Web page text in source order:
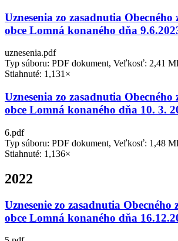
Uznesenia zo zasadnutia
obce Lomná konaného dňa
uznesenia.pdf
Typ súboru: PDF dokument, Veľkosť: 2,41
Stiahnuté: 1,131×
Uznesenia zo zasadnutia
obce Lomná konaného dňa 10. 3.
6.pdf
Typ súboru: PDF dokument, Veľkosť: 1,48
Stiahnuté: 1,136×
2022
Uznesenie zo zasadnutia Obecného
obce Lomná konaného dňa